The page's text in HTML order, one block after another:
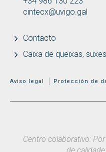
cintecx@uvigo.gal
Contacto
Caixa de queixas,
MENÚ ADICIONAL
Aviso legal Protección de
Centro colaborativo: